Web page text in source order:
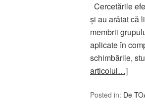
Cercetările
şi au arătat că
membrii
aplicate în
schimbările,
articolul…]
Posted in: De